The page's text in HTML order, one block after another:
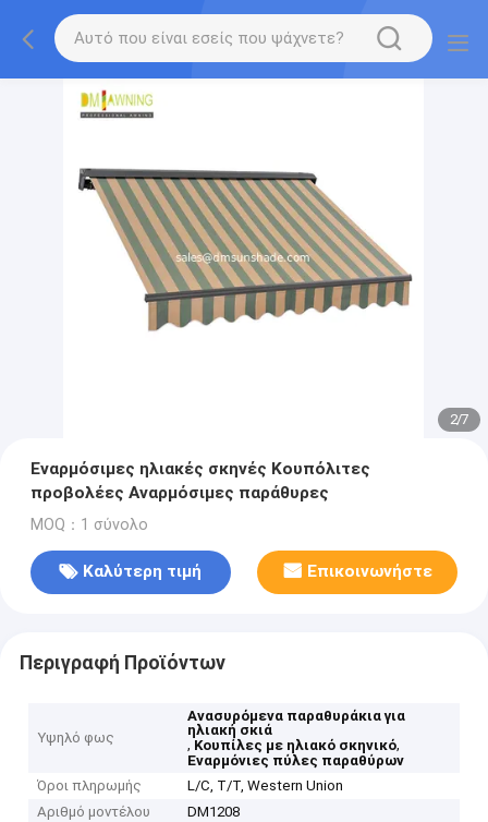
2/7
Εναρμόσιμες ηλιακές σκηνές Κουπόλιτες
προβολέες Αναρμόσιμες παράθυρες
MOQ：1 σύνολο
Καλύτερη τιμή Επικοινωνήστε
Περιγραφή Προϊόντων
Υψηλό φως
Ανασυρόμενα παραθυράκια για
ηλιακή σκιά
, Κουπίλες με ηλιακό σκηνικό,
Εναρμόνιες πύλες παραθύρων
Όροι πληρωμής
L/C, T/T, Western Union
Αριθμό μοντέλου
DM1208